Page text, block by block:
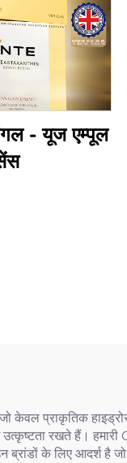
- यूज एम्पूल
प्राकृतिक
रखते हैं।
के लिए आदर्श है